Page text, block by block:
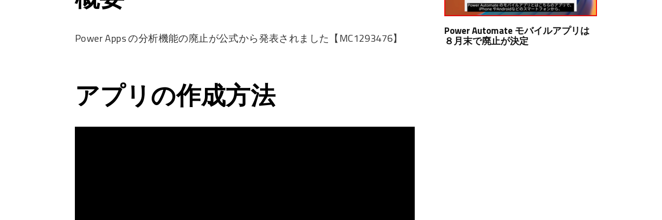
Power Apps の分析機能の廃止が公式から発表されました【MC1293476】
アプリの作成方法
Power Automate モバイルアプリは
８月末で廃止が決定